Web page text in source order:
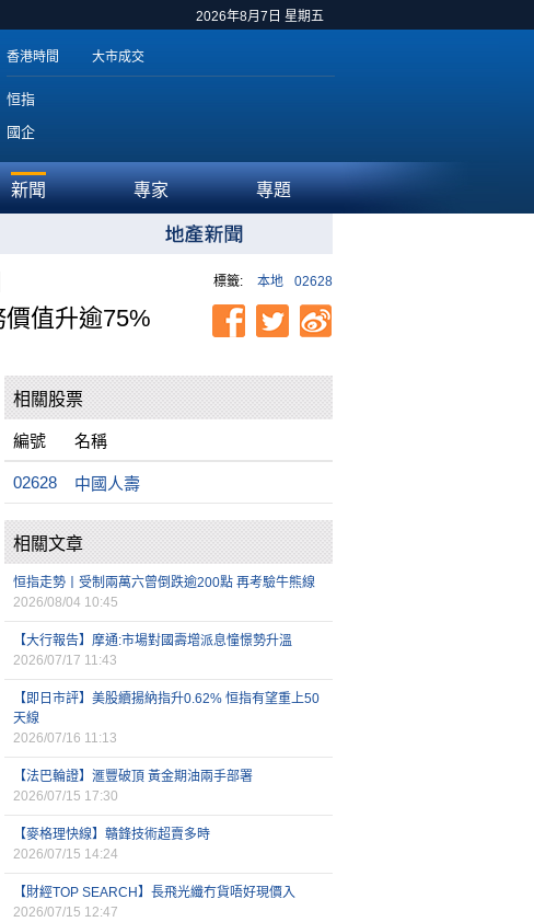
2026年8月7日 星期五
香港時間 大市成交
恒指
國企
新聞 專家 專題
標籤: 本地 02628
價值升逾75%
相關股票
編號 名稱
02628 中國人壽
相關文章
恒指走勢丨受制兩萬六曾倒跌逾200點 再考驗牛熊線
2026/08/04 10:45
【大行報告】摩通:市場對國壽增派息憧憬勢升溫
2026/07/17 11:43
【即日市評】美股續揚納指升0.62% 恒指有望重上50
天線
2026/07/16 11:13
【法巴輪證】滙豐破頂 黃金期油兩手部署
2026/07/15 17:30
【麥格理快線】贛鋒技術超賣多時
2026/07/15 14:24
【財經TOP SEARCH】長飛光纖冇貨唔好現價入
2026/07/15 12:47